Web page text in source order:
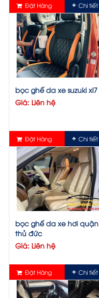
Đặt Hàng Chi tiết
bọc ghế da xe suzuki xl7
Giá: Liên hệ
Đặt Hàng Chi tiết
bọc ghế da xe hơi quận
thủ đức
Giá: Liên hệ
Đặt Hàng Chi tiết